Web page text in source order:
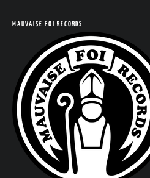
MAUVAISE FOI RECORDS